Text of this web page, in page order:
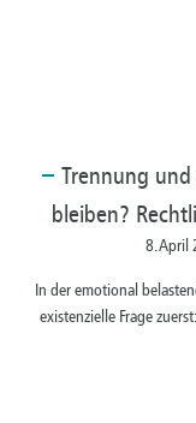
Trennung und
bleiben?
8. April
In der emotional
existenzielle Frage